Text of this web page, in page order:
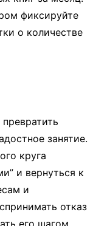
фиксируйте
о количестве
занятие.
круга
и вернуться к
и
отказ